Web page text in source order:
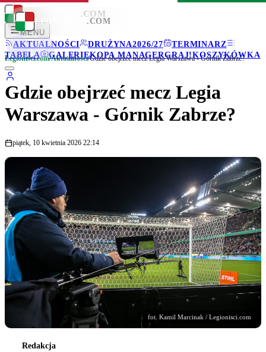
LEGIONISCI .COM
MENU
AKTUALNOŚCI
DRUŻYNA2026/27
TERMINARZ
TABELA
GALERIEKOPA MANAGERGRAJ!KOSZYKÓWKA
LEGIONISCI .COM
Legionisci.com/Aktualności/Gdzie obejrzeć mecz Legia Warszawa - Górnik Zabrze?
Gdzie obejrzeć mecz Legia
Warszawa - Górnik Zabrze?
piątek, 10 kwietnia 2026 22:14
fot. Kamil Marcinak / Legionisci.com
Redakcja